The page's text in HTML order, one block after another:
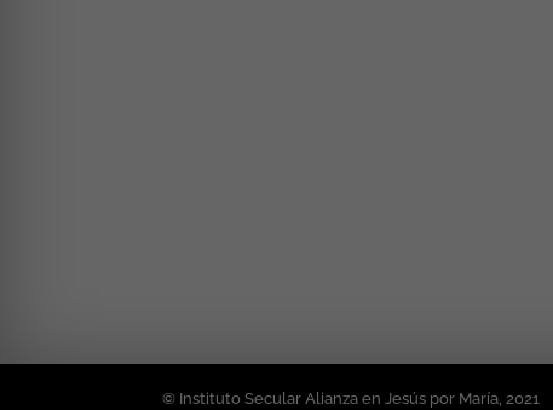
© Instituto Secular Alianza en Jesús por María, 2021